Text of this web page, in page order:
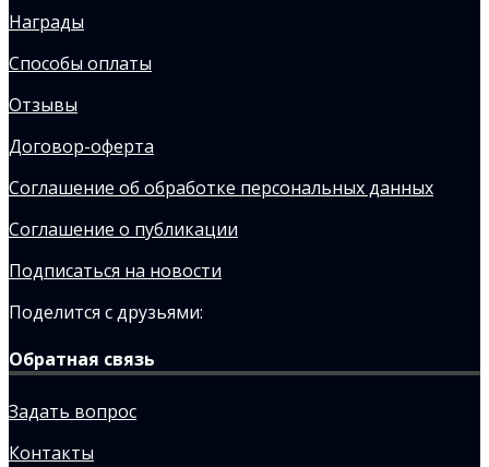
Награды
Способы оплаты
Отзывы
Договор-оферта
Соглашение об обработке персональных данных
Соглашение о публикации
Подписаться на новости
Поделится с друзьями:
Обратная связь
Задать вопрос
Контакты